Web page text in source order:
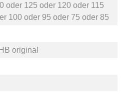
oder 125 oder 120oder 115
100oder 95 oder 75 oder 85
original